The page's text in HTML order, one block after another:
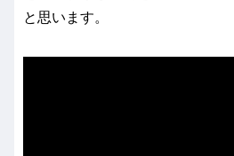
と思います。